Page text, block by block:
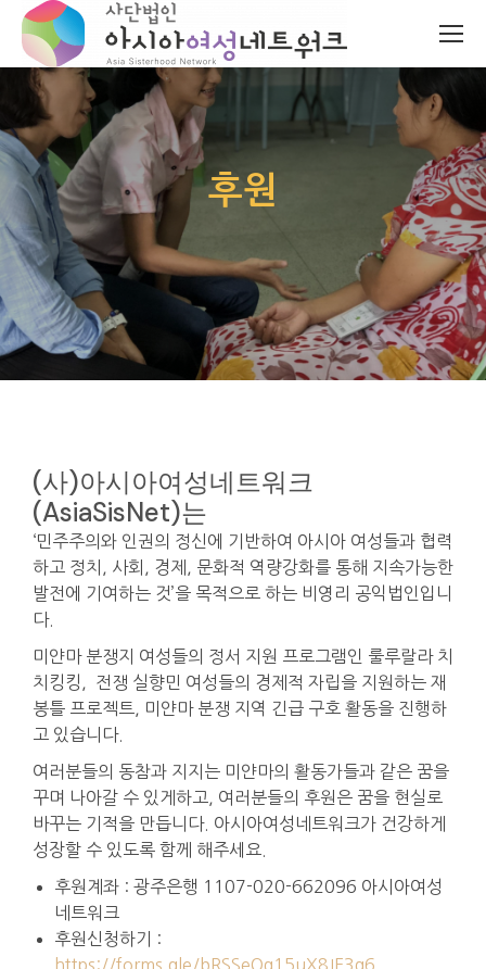
후원
(사)아시아여성네트워크
(AsiaSisNet)는
‘민주주의와 인권의 정신에 기반하여 아시아 여성들과 협력
하고 정치, 사회, 경제, 문화적 역량강화를 통해 지속가능한
발전에 기여하는 것’을 목적으로 하는 비영리 공익법인입니
다.
미얀마 분쟁지 여성들의 정서 지원 프로그램인 룰루랄라 치
치킹킹, 전쟁 실향민 여성들의 경제적 자립을 지원하는 재
봉틀 프로젝트, 미얀마 분쟁 지역 긴급 구호 활동을 진행하
고 있습니다.
여러분들의 동참과 지지는 미얀마의 활동가들과 같은 꿈을
꾸며 나아갈 수 있게하고, 여러분들의 후원은 꿈을 현실로
바꾸는 기적을 만듭니다. 아시아여성네트워크가 건강하게
성장할 수 있도록 함께 해주세요.
후원계좌 : 광주은행 1107-020-662096 아시아여성
네트워크
후원신청하기 :
https://forms.gle/bRSSeQg15uX8JE3g6